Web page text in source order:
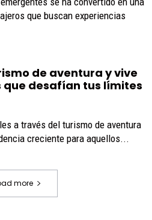
que buscan experiencias
de aventura y vive
desafían tus límites
a través del turismo de aventura
creciente para aquellos...
more